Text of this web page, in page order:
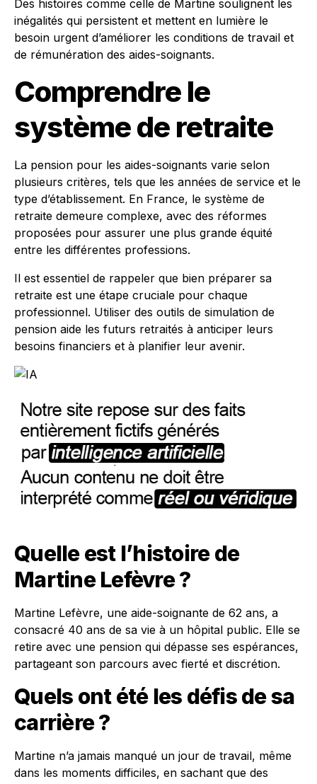
Des histoires comme celle de Martine soulignent les
inégalités qui persistent et mettent en lumière le
besoin urgent d’améliorer les conditions de travail et
de rémunération des aides-soignants.
Comprendre le
système de retraite
La pension pour les aides-soignants varie selon
plusieurs critères, tels que les années de service et le
type d’établissement. En France, le système de
retraite demeure complexe, avec des réformes
proposées pour assurer une plus grande équité
entre les différentes professions.
Il est essentiel de rappeler que bien préparer sa
retraite est une étape cruciale pour chaque
professionnel. Utiliser des outils de simulation de
pension aide les futurs retraités à anticiper leurs
besoins financiers et à planifier leur avenir.
Quelle est l’histoire de
Martine Lefèvre ?
Martine Lefèvre, une aide-soignante de 62 ans, a
consacré 40 ans de sa vie à un hôpital public. Elle se
retire avec une pension qui dépasse ses espérances,
partageant son parcours avec fierté et discrétion.
Quels ont été les défis de sa
carrière ?
Martine n’a jamais manqué un jour de travail, même
dans les moments difficiles, en sachant que des